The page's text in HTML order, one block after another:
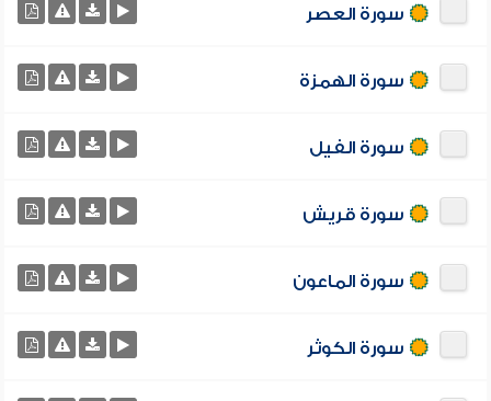
سورة العصر
سورة الهمزة
سورة الفيل
سورة قريش
سورة الماعون
سورة الكوثر